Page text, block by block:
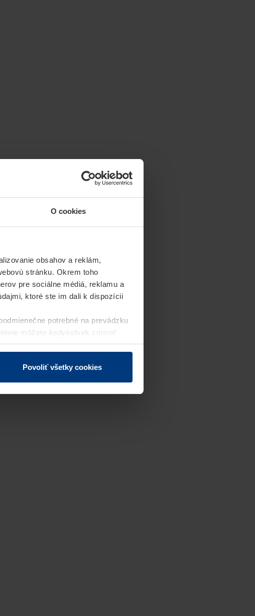
O cookies
obsahov a reklám,
stránku. Okrem toho
pre sociálne médiá, reklamu a
ktoré ste im dali k dispozícii
potrebné na prevádzku
môžete kedykoľvek zmeniť
našej webovej stránky.
Povoliť všetky cookies